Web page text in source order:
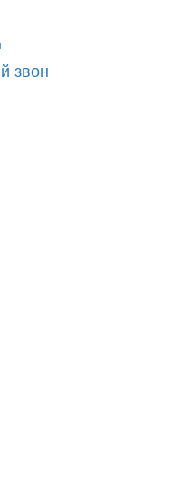
звон